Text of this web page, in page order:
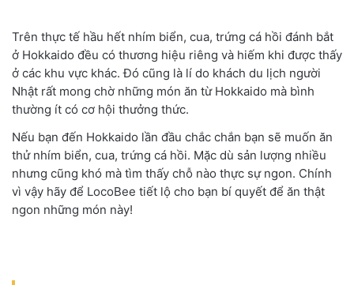
Trên thực tế hầu hết nhím biển, cua, trứng cá hồi đánh bắt
ở Hokkaido đều có thương hiệu riêng và hiếm khi được thấy
ở các khu vực khác. Đó cũng là lí do khách du lịch người
Nhật rất mong chờ những món ăn từ Hokkaido mà bình
thường ít có cơ hội thưởng thức.
Nếu bạn đến Hokkaido lần đầu chắc chắn bạn sẽ muốn ăn
thử nhím biển, cua, trứng cá hồi. Mặc dù sản lượng nhiều
nhưng cũng khó mà tìm thấy chỗ nào thực sự ngon. Chính
vì vậy hãy để LocoBee tiết lộ cho bạn bí quyết để ăn thật
ngon những món này!